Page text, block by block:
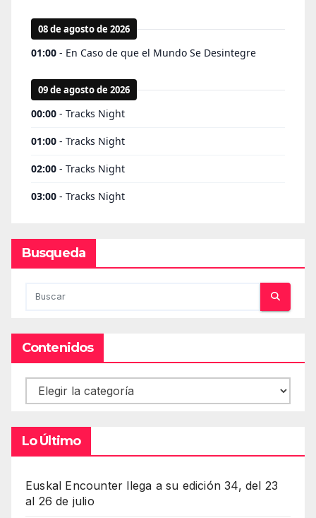
Busqueda
Contenidos
Contenidos
Lo Último
Euskal Encounter llega a su edición 34, del 23
al 26 de julio